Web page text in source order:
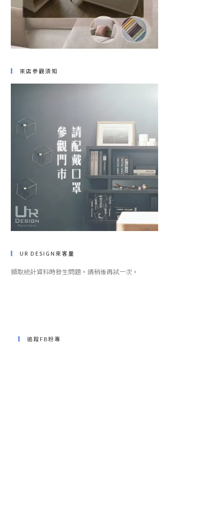
來店參觀須知
UR DESIGN來客量
擷取統計資料時發生問題。請稍後再試一次。
追蹤FB粉專